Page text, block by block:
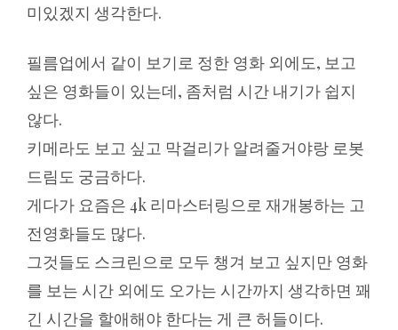
미있겠지 생각한다.
필름업에서 같이 보기로 정한 영화 외에도, 보고
싶은 영화들이 있는데, 좀처럼 시간 내기가 쉽지
않다.
키메라도 보고 싶고 막걸리가 알려줄거야랑 로봇
드림도 궁금하다.
게다가 요즘은 4k 리마스터링으로 재개봉하는 고
전영화들도 많다.
그것들도 스크린으로 모두 챙겨 보고 싶지만 영화
를 보는 시간 외에도 오가는 시간까지 생각하면 꽤
긴 시간을 할애해야 한다는 게 큰 허들이다.